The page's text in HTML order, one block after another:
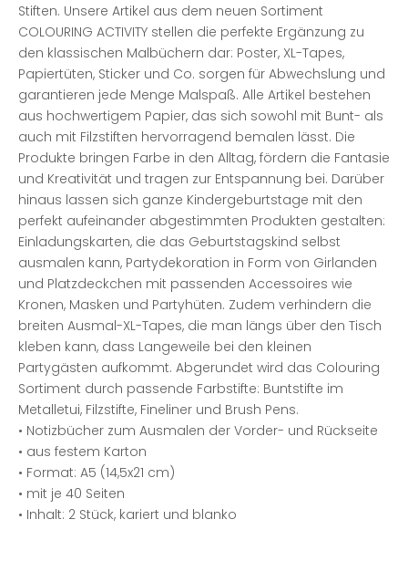
Stiften. Unsere Artikel aus dem neuen Sortiment
COLOURING ACTIVITY stellen die perfekte Ergänzung zu
den klassischen Malbüchern dar: Poster, XL-Tapes,
Papiertüten, Sticker und Co. sorgen für Abwechslung und
garantieren jede Menge Malspaß. Alle Artikel bestehen
aus hochwertigem Papier, das sich sowohl mit Bunt- als
auch mit Filzstiften hervorragend bemalen lässt. Die
Produkte bringen Farbe in den Alltag, fördern die Fantasie
und Kreativität und tragen zur Entspannung bei. Darüber
hinaus lassen sich ganze Kindergeburtstage mit den
perfekt aufeinander abgestimmten Produkten gestalten:
Einladungskarten, die das Geburtstagskind selbst
ausmalen kann, Partydekoration in Form von Girlanden
und Platzdeckchen mit passenden Accessoires wie
Kronen, Masken und Partyhüten. Zudem verhindern die
breiten Ausmal-XL-Tapes, die man längs über den Tisch
kleben kann, dass Langeweile bei den kleinen
Partygästen aufkommt. Abgerundet wird das Colouring
Sortiment durch passende Farbstifte: Buntstifte im
Metalletui, Filzstifte, Fineliner und Brush Pens.
• Notizbücher zum Ausmalen der Vorder- und Rückseite
• aus festem Karton
• Format: A5 (14,5x21 cm)
• mit je 40 Seiten
• Inhalt: 2 Stück, kariert und blanko